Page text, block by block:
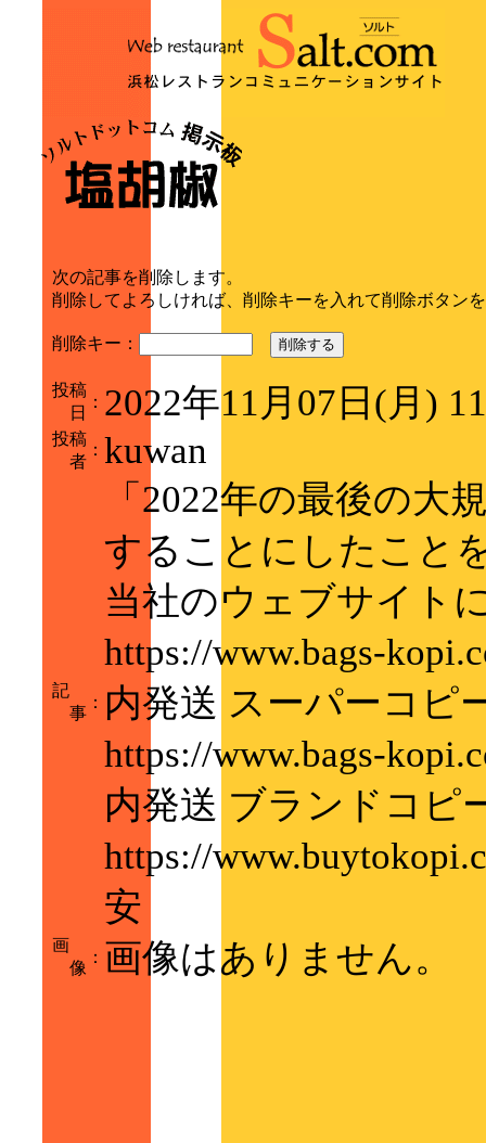
次の記事を削除します。
削除してよろしければ、削除キーを入れて削除ボタン
削除キー： 削除する
投稿
日
： 2022年11月07日(月)
投稿
者
： kuwan
記
事
：
「2022年の最後の大
することにしたこと
当社のウェブサイト
https://www.bags-
内発送 スーパーコピ
https://www.bags-
内発送 ブランドコピ
https://
安
画
像
： 画像はありません。